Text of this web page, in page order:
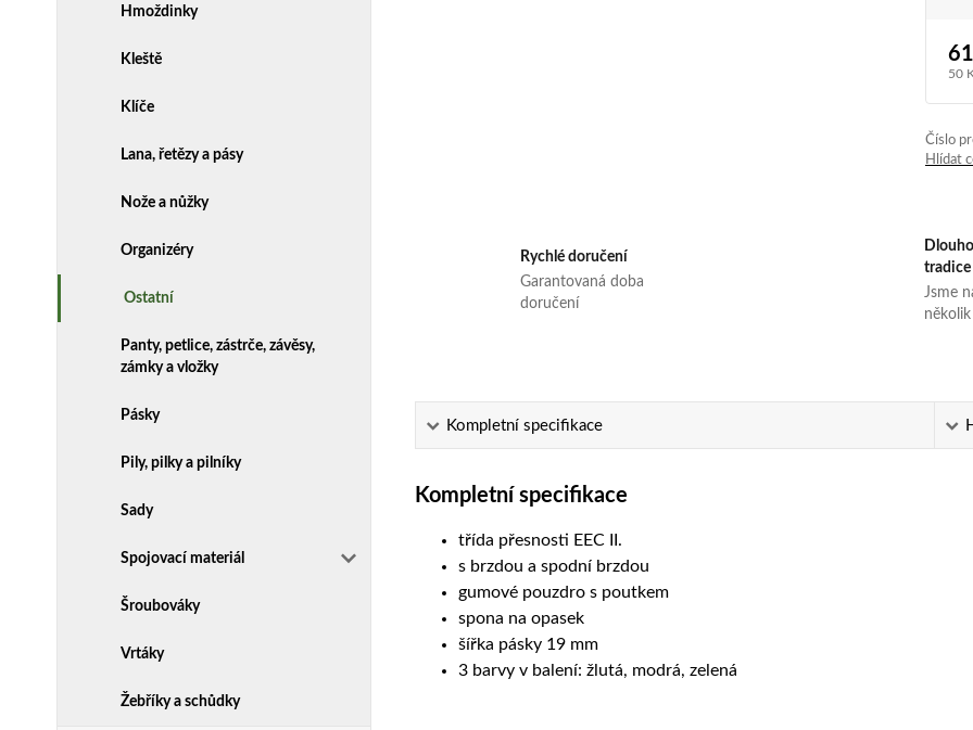
Hmoždinky
Kleště
Klíče
Lana, řetězy a pásy
Nože a nůžky
Organizéry
Ostatní
Panty, petlice, zástrče, závěsy,
zámky a vložky
Pásky
Pily, pilky a pilníky
Sady
Spojovací materiál
Šroubováky
Vrtáky
Žebříky a schůdky
50
Číslo
Hlídat
Rychlé doručení
Garantovaná doba
doručení
tradice
Jsme
Kompletní specifikace
Kompletní specifikace
třída přesnosti EEC II.
s brzdou a spodní brzdou
gumové pouzdro s poutkem
spona na opasek
šířka pásky 19 mm
3 barvy v balení: žlutá, modrá, zelená